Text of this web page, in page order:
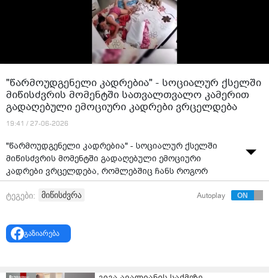
"წარმოუდგენელი კადრებია" - სოციალურ ქსელში
მიწისძვრის მომენტში სათვალთვალო კამერით
გადაღებული ემოციური კადრები ვრცელდება
19:41 / 27-06-2026
"წარმოუდგენელი კადრებია" - სოციალურ ქსელში
მიწისძვრის მომენტში გადაღებული ემოციური
კადრები ვრცელდება, რომლებშიც ჩანს როგორ
შერბის ორსული ქალი ოთახში, სადაც მის
მცირეწლოვან შვილს სძინავს.
ტეგები: მიწისძვრა Autoplay
გაზიარება